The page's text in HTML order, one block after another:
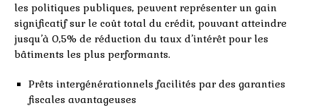
les politiques publiques, peuvent représenter un gain
significatif sur le coût total du crédit, pouvant atteindre
jusqu’à 0,5% de réduction du taux d’intérêt pour les
bâtiments les plus performants.
Prêts intergénérationnels facilités par des garanties
fiscales avantageuses